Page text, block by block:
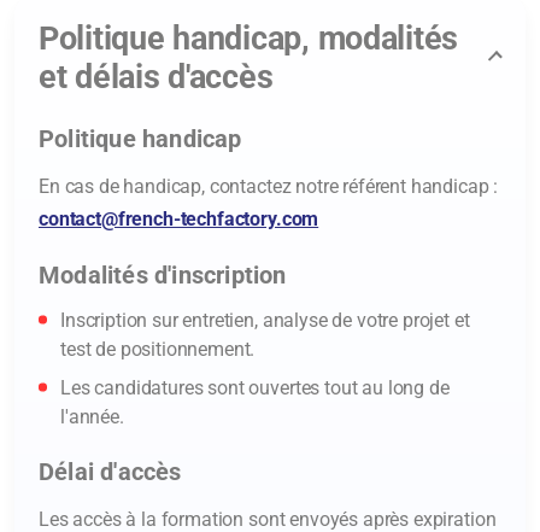
Politique handicap, modalités
et délais d'accès
Politique handicap
En cas de handicap, contactez notre référent handicap :
contact@french-techfactory.com
Modalités d'inscription
Inscription sur entretien, analyse de votre projet et
test de positionnement.
Les candidatures sont ouvertes tout au long de
l'année.
Délai d'accès
Les accès à la formation sont envoyés après expiration